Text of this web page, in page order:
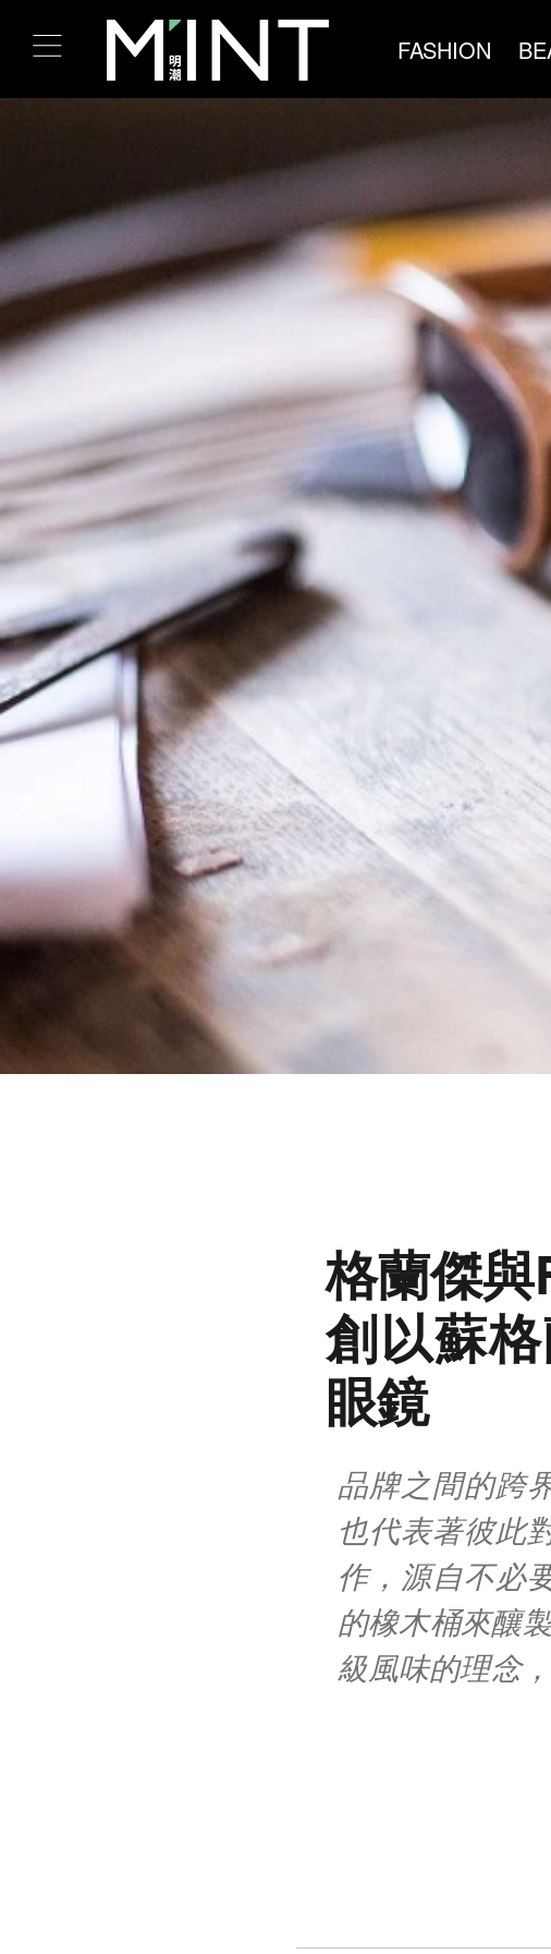
FASHION
格蘭傑
創以蘇
眼鏡
品牌之間的跨
也代表著彼此
作，源自不必
的橡木桶來釀
級風味的理念